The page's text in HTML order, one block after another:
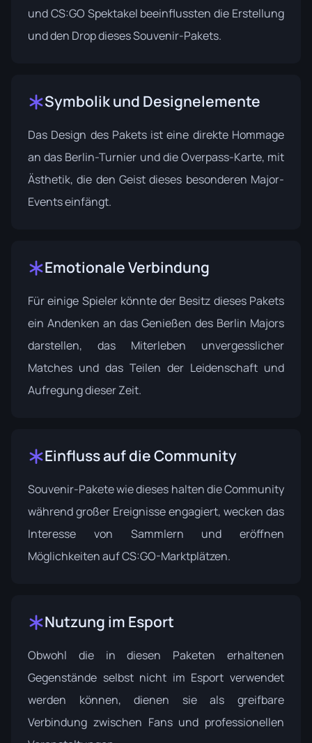
und CS:GO Spektakel beeinflussten die Erstellung
und den Drop dieses Souvenir-Pakets.
Symbolik und Designelemente
Das Design des Pakets ist eine direkte Hommage
an das Berlin-Turnier und die Overpass-Karte, mit
Ästhetik, die den Geist dieses besonderen Major-
Events einfängt.
Emotionale Verbindung
Für einige Spieler könnte der Besitz dieses Pakets
ein Andenken an das Genießen des Berlin Majors
darstellen, das Miterleben unvergesslicher
Matches und das Teilen der Leidenschaft und
Aufregung dieser Zeit.
Einfluss auf die Community
Souvenir-Pakete wie dieses halten die Community
während großer Ereignisse engagiert, wecken das
Interesse von Sammlern und eröffnen
Möglichkeiten auf CS:GO-Marktplätzen.
Nutzung im Esport
Obwohl die in diesen Paketen erhaltenen
Gegenstände selbst nicht im Esport verwendet
werden können, dienen sie als greifbare
Verbindung zwischen Fans und professionellen